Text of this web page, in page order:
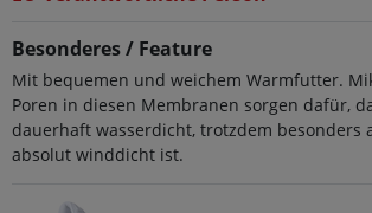
Besonderes / Feature
Mit bequemen und weichem Warmfutter.
Poren in diesen Membranen sorgen dafür,
dauerhaft wasserdicht, trotzdem besonders
absolut winddicht ist.